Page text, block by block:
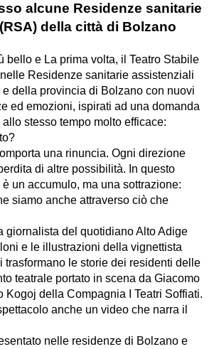
alcune Residenze sanitarie
della città di Bolzano
bello e La prima volta, il Teatro Stabile
Residenze sanitarie assistenziali
della provincia di Bolzano con nuovi
ed emozioni, ispirati ad una domanda
stesso tempo molto efficace:
una rinuncia. Ogni direzione
di altre possibilità. In questo
un accumulo, ma una sottrazione:
siamo anche attraverso ciò che
giornalista del quotidiano Alto Adige
e le illustrazioni della vignettista
trasformano le storie dei residenti delle
teatrale portato in scena da Giacomo
Kogoj della Compagnia I Teatri Soffiati.
anche un video che narra il
nelle residenze di Bolzano e